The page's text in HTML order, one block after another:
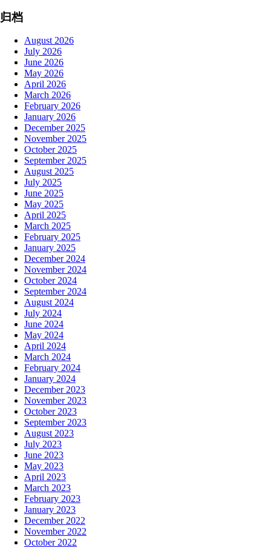
归档
August 2026
July 2026
June 2026
May 2026
April 2026
March 2026
February 2026
January 2026
December 2025
November 2025
October 2025
September 2025
August 2025
July 2025
June 2025
May 2025
April 2025
March 2025
February 2025
January 2025
December 2024
November 2024
October 2024
September 2024
August 2024
July 2024
June 2024
May 2024
April 2024
March 2024
February 2024
January 2024
December 2023
November 2023
October 2023
September 2023
August 2023
July 2023
June 2023
May 2023
April 2023
March 2023
February 2023
January 2023
December 2022
November 2022
October 2022